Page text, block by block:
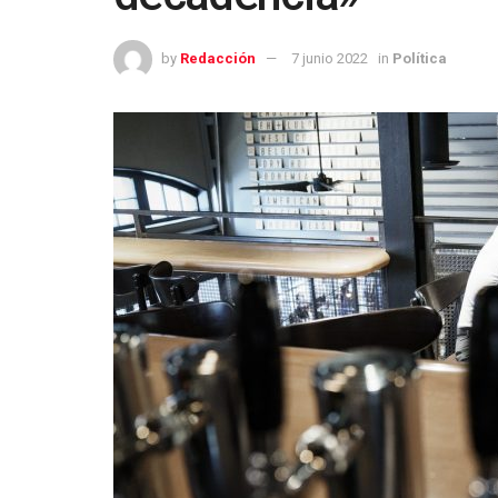
by Redacción 7 junio 2022 in Política